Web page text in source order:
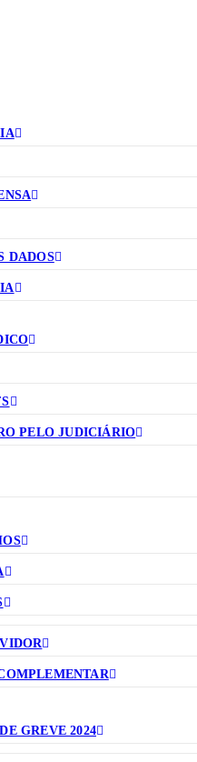
DADOS
PELO JUDICIÁRIO
GREVE 2024